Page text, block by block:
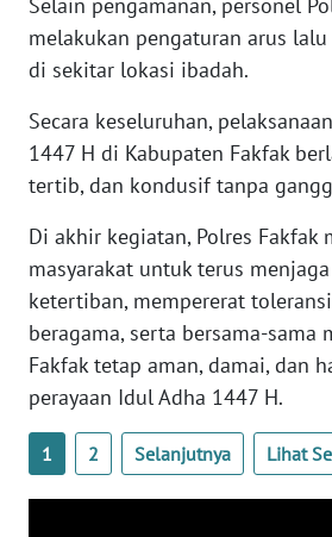
Selain pengamanan, personel
melakukan pengaturan arus
di sekitar lokasi ibadah.
Secara keseluruhan,
1447 H di Kabupaten Fakfak
tertib, dan kondusif tanpa
Di akhir kegiatan, Polres Fakfak
masyarakat untuk terus
ketertiban, mempererat
beragama, serta bersama-sama
Fakfak tetap aman, damai, dan
perayaan Idul Adha 1447 H.
1 2 Selanjutnya Lihat
WN
SULTRA
WN
NTB
SULTENG
WN
SULBAR
WN